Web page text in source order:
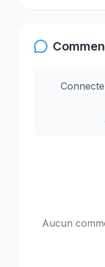
Aucun